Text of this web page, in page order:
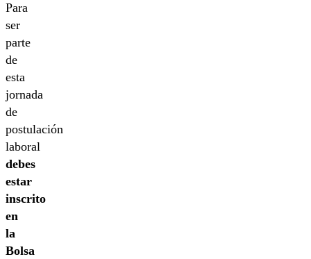
Para
ser
parte
de
esta
jornada
de
postulación
laboral
debes
estar
inscrito
en
la
Bolsa